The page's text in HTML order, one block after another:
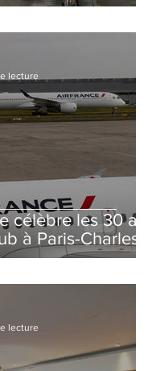
célèbre les 30 ans
à Paris-Charles
lecture
lecture